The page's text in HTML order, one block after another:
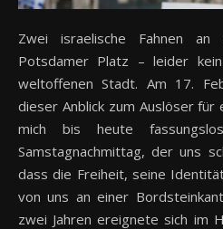
Zwei israelische Fahnen an einer Bushaltestelle am
Potsdamer Platz – leider
weltoffenen Stadt. Am 17.
dieser Anblick zum Auslöser für
mich bis heute
Samstagnachmittag, der uns
dass die Freiheit, seine
von uns an einer
zwei Jahren ereignete sich im